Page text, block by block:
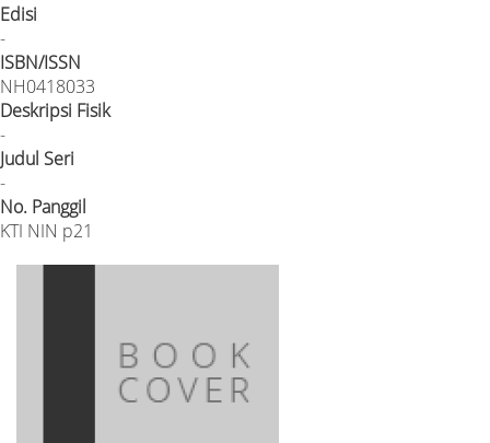
Edisi
-
ISBN/ISSN
NH0418033
Deskripsi Fisik
-
Judul Seri
-
No. Panggil
KTI NIN p21